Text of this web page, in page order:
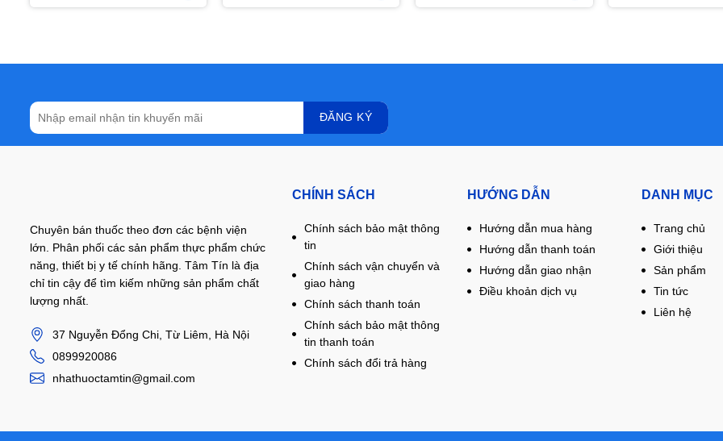
Chuyên bán thuốc theo đơn các bệnh viện
lớn. Phân phối các sản phẩm thực phẩm chức
năng, thiết bị y tế chính hãng. Tâm Tín là địa
chỉ tin cậy để tìm kiếm những sản phẩm chất
lượng nhất.
37 Nguyễn Đổng Chi, Từ Liêm, Hà Nội
0899920086
nhathuoctamtin@gmail.com
CHÍNH SÁCH
Chính sách bảo mật thông
tin
Chính sách vận chuyển và
giao hàng
Chính sách thanh toán
Chính sách bảo mật thông
tin thanh toán
Chính sách đổi trả hàng
HƯỚNG DẪN
Hướng dẫn mua hàng
Hướng dẫn thanh toán
Hướng dẫn giao nhận
Điều khoản dịch vụ
DANH MỤC
Trang chủ
Giới thiệu
Sản phẩm
Tin tức
Liên hệ